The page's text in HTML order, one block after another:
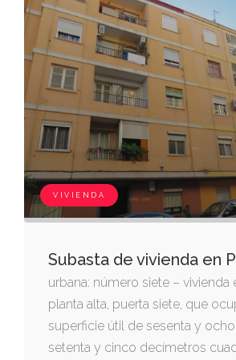
en el sexto piso, teniendo
uso común. ocupa una total
cuatrocientos cincuenta y cinco
dieciséis decímetros cuadrados
la derecho entrando, oeste, con
sueca; por la izquierda, este, con
vicente tatay; y por el fondo,
edificio de d. adrián llombart.
propiedad horizontal, con
zaguán de la calle literato azorin,
VIVIENDA
Subasta de vivienda en
urbana: número siete – vivienda
planta alta, puerta siete, que
superficie útil de sesenta y
setenta y cinco decímetros